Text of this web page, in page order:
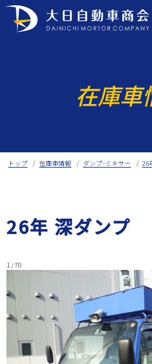
Skip
content
在庫車
トップ 在庫車情報 ダンプ･ミキサー 26
26年 深ダンプ
1 / 70